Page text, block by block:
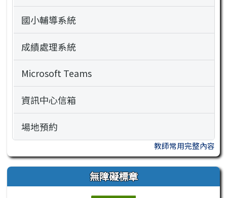
國小輔導系統
成績處理系統
Microsoft Teams
資訊中心信箱
場地預約
教師常用完整內容
無障礙標章